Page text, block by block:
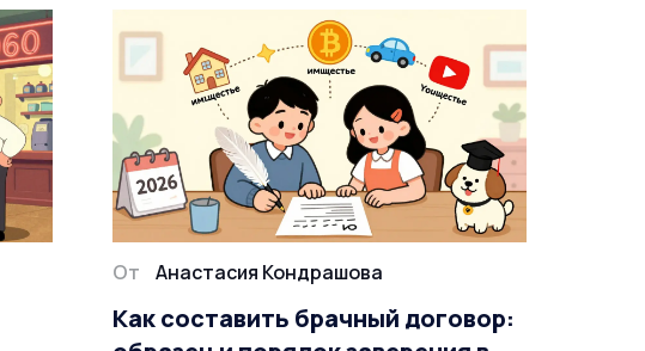
От Анастасия Кондрашова
Как составить брачный договор: